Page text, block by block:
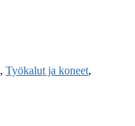
, Työkalut ja koneet,